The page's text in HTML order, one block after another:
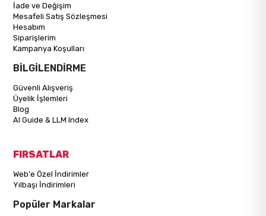
İade ve Değişim
Mesafeli Satış Sözleşmesi
Hesabım
Siparişlerim
Kampanya Koşulları
BİLGİLENDİRME
Güvenli Alışveriş
Üyelik İşlemleri
Blog
AI Guide & LLM Index
FIRSATLAR
Web'e Özel İndirimler
Yılbaşı İndirimleri
Popüler Markalar